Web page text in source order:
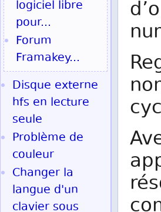
logiciel libre
pour...
Forum
Framakey...
Disque externe
hfs en lecture
seule
Problème de
couleur
Changer la
langue d'un
clavier sous